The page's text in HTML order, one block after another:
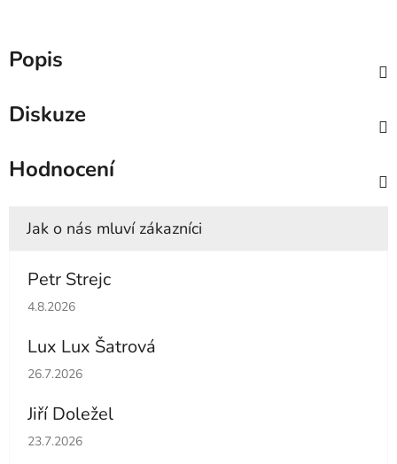
Popis
Diskuze
Hodnocení
Petr Strejc
Hodnocení obchodu je 5 z 5 hvězdiček.
4.8.2026
Lux Lux Šatrová
Hodnocení obchodu je 5 z 5 hvězdiček.
26.7.2026
Jiří Doležel
Hodnocení obchodu je 5 z 5 hvězdiček.
23.7.2026